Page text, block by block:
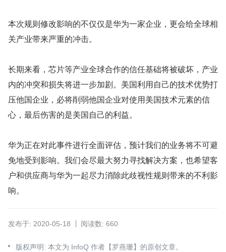
本次规则修改影响的不仅仅是华为一家企业，更会给全球相
关产业带来严重的冲击。
长期来看，芯片等产业全球合作的信任基础将被破坏，产业
内的冲突和损失将进一步加剧。美国利用自己的技术优势打
压他国企业，必将削弱他国企业对使用美国技术元素的信
心，最后伤害的是美国自己的利益。
华为正在对此事件进行全面评估，预计我们的业务将不可避
免地受到影响。我们会尽最大努力寻找解决方案，也希望客
户和供应商与华为一起尽力消除此歧视性规则带来的不利影
响。
发布于: 2020-05-18 阅读数: 660
版权声明: 本文为 InfoQ 作者【罗燕珊】的原创文章。